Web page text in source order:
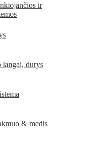
ir
durys
& medis